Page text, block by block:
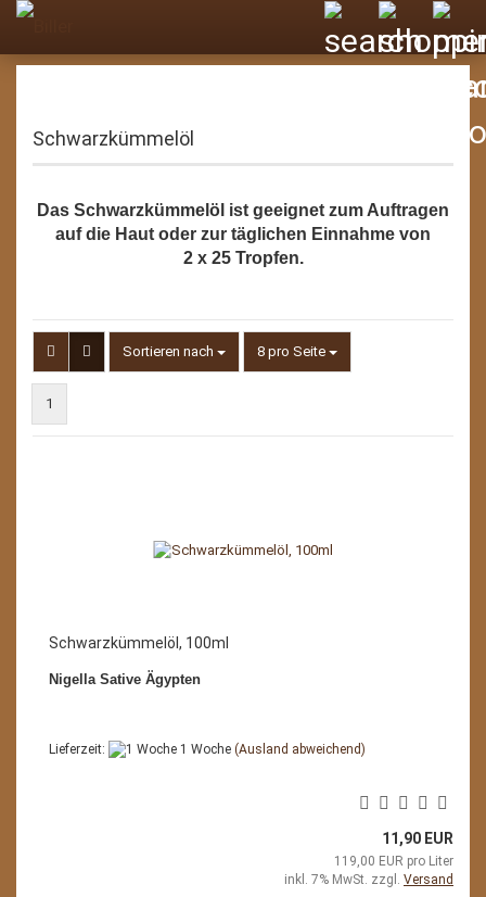
Schwarzkümmelöl
Das Schwarzkümmelöl ist geeignet zum Auftragen
auf die Haut oder zur täglichen Einnahme von
2 x 25 Tropfen.
Sortieren nach
Sortieren nach 8 pro Seite
pro Seite
1
Schwarzkümmelöl, 100ml
Nigella Sative Ägypten
Lieferzeit: 1 Woche (Ausland abweichend)
11,90 EUR
119,00 EUR pro Liter
inkl. 7% MwSt. zzgl. Versand